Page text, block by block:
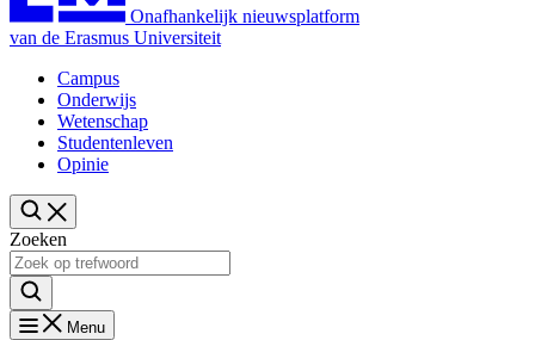
Onafhankelijk nieuwsplatform
van de Erasmus Universiteit
Campus
Onderwijs
Wetenschap
Studentenleven
Opinie
Zoeken
Menu